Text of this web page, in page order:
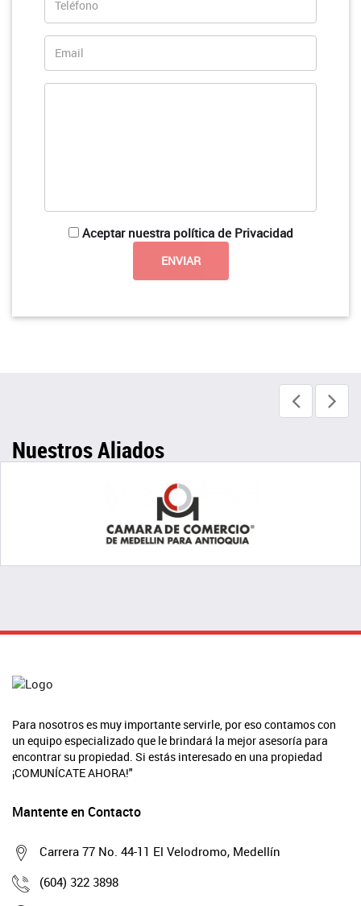
Aceptar nuestra política de Privacidad
Nuestros Aliados
Para nosotros es muy importante servirle, por eso contamos con
un equipo especializado que le brindará la mejor asesoría para
encontrar su propiedad. Si estás interesado en una propiedad
¡COMUNÍCATE AHORA!"
Mantente en Contacto
Carrera 77 No. 44-11 El Velodromo, Medellín
(604) 322 3898